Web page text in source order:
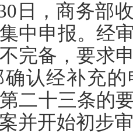
日，商务部
中申报。经
完备，要求
确认经补充
第二十三条的
并开始初步